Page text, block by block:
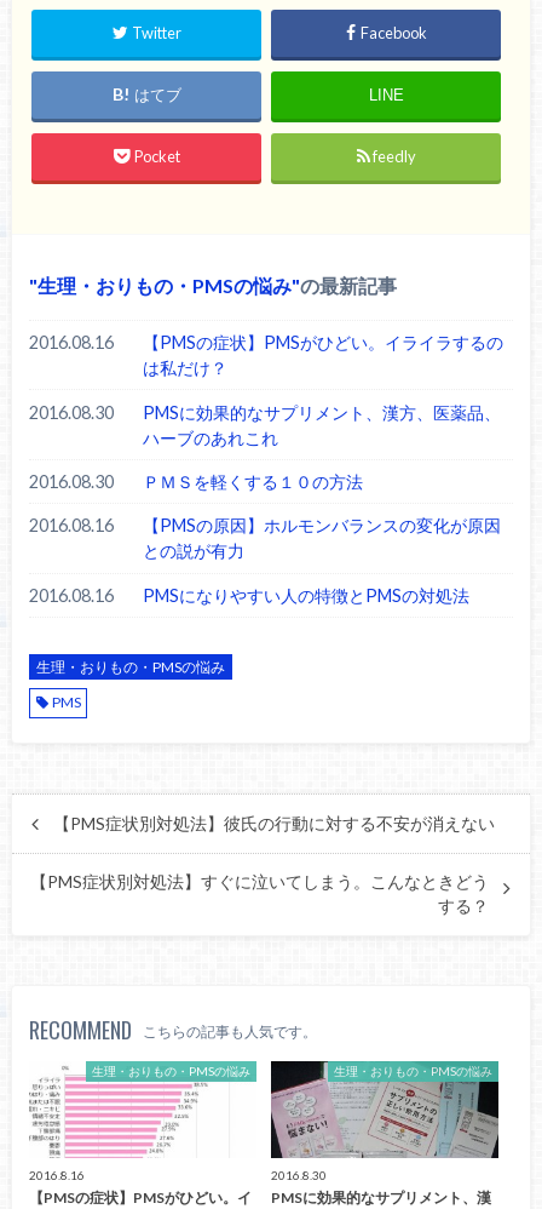
Twitter Facebook
はてブ LINE
Pocket feedly
生理・おりもの・PMSの悩み の最新記事
2016.08.16
【PMSの症状】PMSがひどい。イライラするの
は私だけ？
2016.08.30
PMSに効果的なサプリメント、漢方、医薬品、
ハーブのあれこれ
2016.08.30 ＰＭＳを軽くする１０の方法
2016.08.16
【PMSの原因】ホルモンバランスの変化が原因
との説が有力
2016.08.16 PMSになりやすい人の特徴とPMSの対処法
生理・おりもの・PMSの悩み
PMS
【PMS症状別対処法】彼氏の行動に対する不安が消えない
【PMS症状別対処法】すぐに泣いてしまう。こんなときどう
する？
RECOMMEND こちらの記事も人気です。
生理・おりもの・PMSの悩み
2016.8.16
【PMSの症状】PMSがひどい。イ
生理・おりもの・PMSの悩み
2016.8.30
PMSに効果的なサプリメント、漢